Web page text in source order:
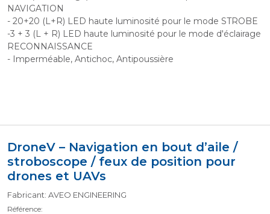
NAVIGATION
- 20+20 (L+R) LED haute luminosité pour le mode STROBE
-3 + 3 (L + R) LED haute luminosité pour le mode d'éclairage
RECONNAISSANCE
- Imperméable, Antichoc, Antipoussière
DroneV – Navigation en bout d’aile /
stroboscope / feux de position pour
drones et UAVs
Fabricant: AVEO ENGINEERING
Référence: